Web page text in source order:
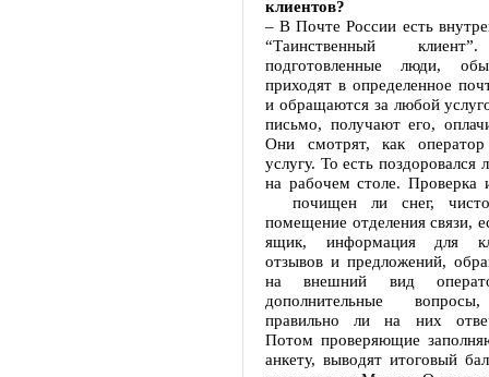
клиентов?
– В Почте России есть
“Таинственный
подготовленные люди,
приходят в определенное
и обращаются за любой
письмо, получают его,
Они смотрят, как оператор
услугу. То есть поздоровался
на рабочем столе. Проверка
почищен ли снег,
помещение отделения связи,
ящик, информация для
отзывов и предложений,
на внешний вид
дополнительные
правильно ли на них
Потом проверяющие
анкету, выводят итоговый